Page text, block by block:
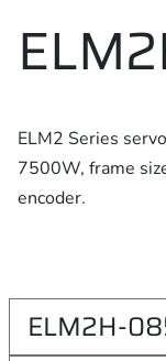
ELM2 Series
7500W, frame
encoder.
ELM2H-